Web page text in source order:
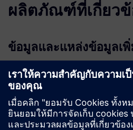
ผลิตภัณฑ์ที่เกี่ยวข้
ข้อมูลและแหล่งข้อมูลเพิ่
BILT Website
BILT Instruction examples.pdf
2024 04 BILT-Siemens digital all
เงื่อนไขเบื้องต้น